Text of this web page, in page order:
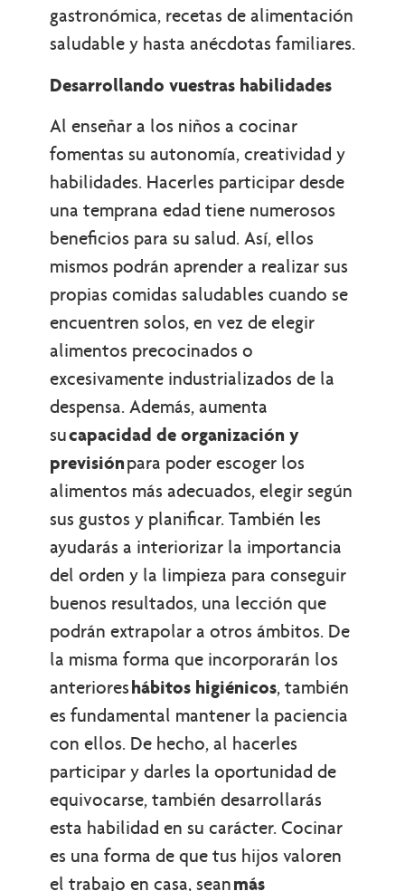
gastronómica, recetas de alimentación
saludable y hasta anécdotas familiares.
Desarrollando vuestras habilidades
Al enseñar a los niños a cocinar
fomentas su autonomía, creatividad y
habilidades. Hacerles participar desde
una temprana edad tiene numerosos
beneficios para su salud. Así, ellos
mismos podrán aprender a realizar sus
propias comidas saludables cuando se
encuentren solos, en vez de elegir
alimentos precocinados o
excesivamente industrializados de la
despensa. Además, aumenta
sucapacidad de organización y
previsiónpara poder escoger los
alimentos más adecuados, elegir según
sus gustos y planificar. También les
ayudarás a interiorizar la importancia
del orden y la limpieza para conseguir
buenos resultados, una lección que
podrán extrapolar a otros ámbitos. De
la misma forma que incorporarán los
anterioreshábitos higiénicos, también
es fundamental mantener la paciencia
con ellos. De hecho, al hacerles
participar y darles la oportunidad de
equivocarse, también desarrollarás
esta habilidad en su carácter. Cocinar
es una forma de que tus hijos valoren
el trabajo en casa, seanmás